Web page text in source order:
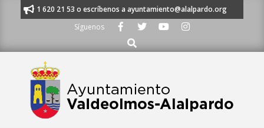
al 91 620 21 53 o escríbenos a ayuntamiento@alalpardo.org
Síguenos
Buscar